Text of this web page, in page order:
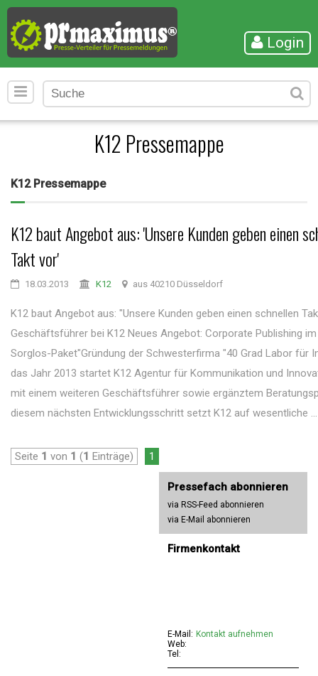
Login
K12 Pressemappe
K12 Pressemappe
K12 baut Angebot aus: 'Unsere Kunden geben einen
Takt vor'
18.03.2013 K12 aus 40210 Düsseldorf
K12 baut Angebot aus: "Unsere Kunden geben einen schnellen
Geschäftsführer bei K12 Neues Angebot: Corporate Publishing
Sorglos-Paket"Gründung der Schwesterfirma "40 Grad Labor für
das Jahr 2013 startet K12 Agentur für Kommunikation und
mit einem weiteren Geschäftsführer sowie ergänztem
diesem nächsten Entwicklungsschritt setzt K12 auf wesentliche ...
Seite 1 von 1 (1 Einträge) 1
Pressefach abonnieren
via RSS-Feed abonnieren
via E-Mail abonnieren
Firmenkontakt
E-Mail: Kontakt aufnehmen
Web:
Tel: